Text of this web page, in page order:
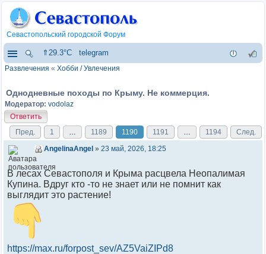
Севастопольский городской Форум
⇑29.3°C telegram
Развлечения « Хобби / Увлечения
Однодневные походы по Крыму. Не коммерция.
Модератор: vodolaz
Ответить
Пред.
1 … 1189 1190 1191 … 1194 След.
AngelinaAngel » 23 май, 2026, 18:25
В лесах Севастополя и Крыма расцвела Неопалимая
Купина. Вдруг кто -то не знает или не помнит как
выглядит это растение!
https://max.ru/forpost_sev/AZ5VaiZIPd8